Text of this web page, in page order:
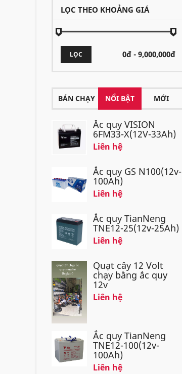
LỌC THEO KHOẢNG GIÁ
LỌC
BÁN CHẠY NỔI BẬT MỚI
Ắc quy VISION
6FM33-X(12V-33Ah)
Liên hệ
Ắc quy GS N100(12v-
100Ah)
Liên hệ
Ắc quy TianNeng
TNE12-25(12v-25Ah)
Liên hệ
Quạt cây 12 Volt
chạy bằng ắc quy
12v
Liên hệ
Ắc quy TianNeng
TNE12-100(12v-
100Ah)
Liên hệ